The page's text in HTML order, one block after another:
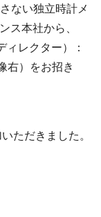
ない独立時計メ
ス本社から、
ィレクター）：
右）をお招き
ただきました。